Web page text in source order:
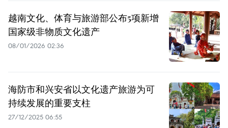
越南文化、体育与旅游部公布5项新增
国家级非物质文化遗产
08/01/2026 02:36
海防市和兴安省以文化遗产旅游为可
持续发展的重要支柱
27/12/2025 06:55